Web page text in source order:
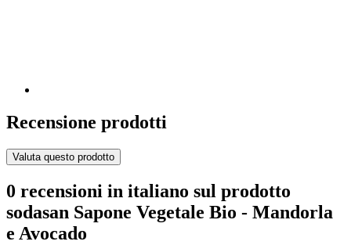
Recensione prodotti
Valuta questo prodotto
0 recensioni in italiano sul prodotto
sodasan Sapone Vegetale Bio - Mandorla
e Avocado